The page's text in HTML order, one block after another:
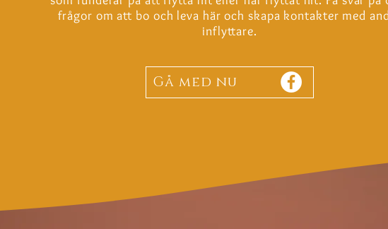
frågor om att bo och leva här och skapa kontakter med
inflyttare.
Gå med nu